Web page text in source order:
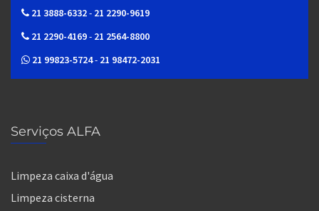
21 3888-6332- 21 2290-9619
21 2290-4169- 21 2564-8800
21 99823-5724- 21 98472-2031
Serviços ALFA
Limpeza caixa d'água
Limpeza cisterna